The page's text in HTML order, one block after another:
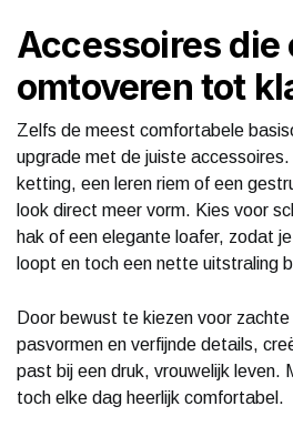
Accessoires
omtoveren tot
Zelfs de meest comfortabele
upgrade met de juiste
ketting, een leren riem of een
look direct meer vorm. Kies voor
hak of een elegante loafer, zodat
loopt en toch een nette uitstraling
Door bewust te kiezen voor
pasvormen en verfijnde details,
past bij een druk, vrouwelijk leven.
toch elke dag heerlijk comfortabel.